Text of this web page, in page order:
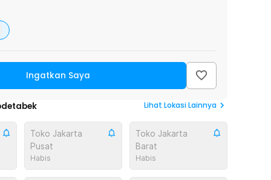
Ingatkan Saya
Lihat Lokasi Lainnya
Toko Jakarta
Pusat
Habis
Toko Jakarta
Barat
Habis